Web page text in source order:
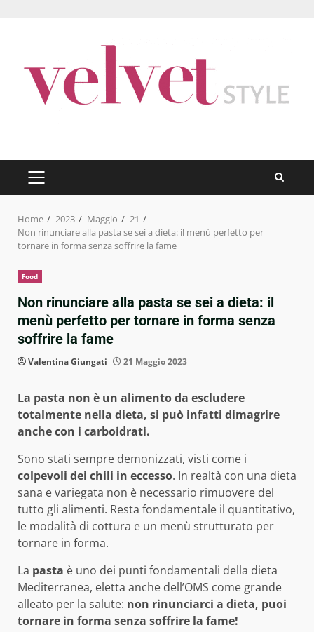
PRIMARY
MENU
Home 2023 Maggio
21
Non rinunciare alla pasta se sei a dieta: il menù perfetto per
tornare in forma senza soffrire la fame
Food
Non rinunciare alla pasta se sei a dieta: il
menù perfetto per tornare in forma senza
soffrire la fame
Valentina Giungati 21 Maggio 2023
La pasta non è un alimento da escludere
totalmente nella dieta, si può infatti dimagrire
anche con i carboidrati.
Sono stati sempre demonizzati, visti come i
colpevoli dei chili in eccesso. In realtà con una dieta
sana e variegata non è necessario rimuovere del
tutto gli alimenti. Resta fondamentale il quantitativo,
le modalità di cottura e un menù strutturato per
tornare in forma.
La pasta è uno dei punti fondamentali della dieta
Mediterranea, eletta anche dell’OMS come grande
alleato per la salute: non rinunciarci a dieta, puoi
tornare in forma senza soffrire la fame!